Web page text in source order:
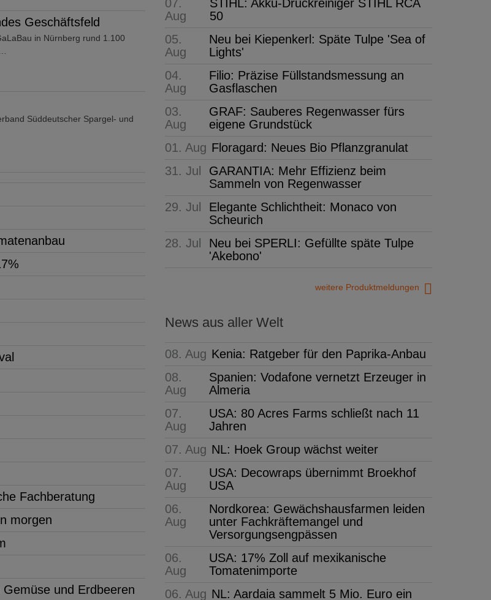
Geschäftsfeld
in Nürnberg rund 1.100
Süddeutscher Spargel- und
Fachberatung
morgen
und Erdbeeren
07.
Aug
STIHL: Akku-Druckreiniger STIHL RCA
50
05.
Aug
Neu bei Kiepenkerl: Späte Tulpe 'Sea of
Lights'
04.
Aug
Filio: Präzise Füllstandsmessung an
Gasflaschen
03.
Aug
GRAF: Sauberes Regenwasser fürs
eigene Grundstück
01. Aug Floragard: Neues Bio Pflanzgranulat
31. Jul
GARANTIA: Mehr Effizienz beim
Sammeln von Regenwasser
29. Jul
Elegante Schlichtheit: Monaco von
Scheurich
28. Jul
Neu bei SPERLI: Gefüllte späte Tulpe
'Akebono'
weitere Produktmeldungen
News aus aller Welt
08. Aug Kenia: Ratgeber für den Paprika-Anbau
08.
Aug
Spanien: Vodafone vernetzt Erzeuger in
Almeria
07.
Aug
USA: 80 Acres Farms schließt nach 11
Jahren
07. Aug NL: Hoek Group wächst weiter
07.
Aug
USA: Decowraps übernimmt Broekhof
USA
06.
Aug
Nordkorea: Gewächshausfarmen leiden
unter Fachkräftemangel und
Versorgungsengpässen
06.
Aug
USA: 17% Zoll auf mexikanische
Tomatenimporte
06. Aug NL: Aardaia sammelt 5 Mio. Euro ein